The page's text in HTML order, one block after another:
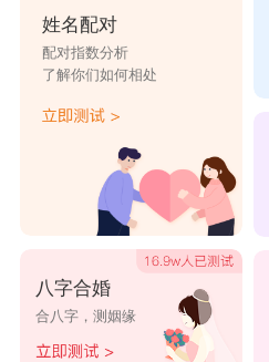
姓名配对
配对指数分析
了解你们如何相处
八字合婚
合八字，测姻缘